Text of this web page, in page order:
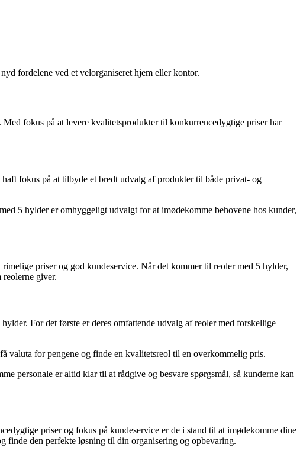
fordelene ved et velorganiseret hjem eller kontor.
fokus på at levere kvalitetsprodukter til konkurrencedygtige priser har
fokus på at tilbyde et bredt udvalg af produkter til både privat- og
5 hylder er omhyggeligt udvalgt for at imødekomme behovene hos kunder,
priser og god kundeservice. Når det kommer til reoler med 5 hylder,
reolerne giver.
For det første er deres omfattende udvalg af reoler med forskellige
valuta for pengene og finde en kvalitetsreol til en overkommelig pris.
personale er altid klar til at rådgive og besvare spørgsmål, så kunderne kan
priser og fokus på kundeservice er de i stand til at imødekomme dine
finde den perfekte løsning til din organisering og opbevaring.